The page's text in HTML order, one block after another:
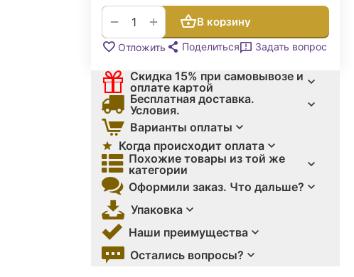
+
− В корзину
Отложить Поделиться Задать вопрос
Скидка 15% при самовывозе и
оплате картой
Бесплатная доставка.
Условия.
Варианты оплаты
Когда происходит оплата
Похожие товары из той же
категории
Оформили заказ. Что дальше?
Упаковка
Наши преимущества
Остались вопросы?